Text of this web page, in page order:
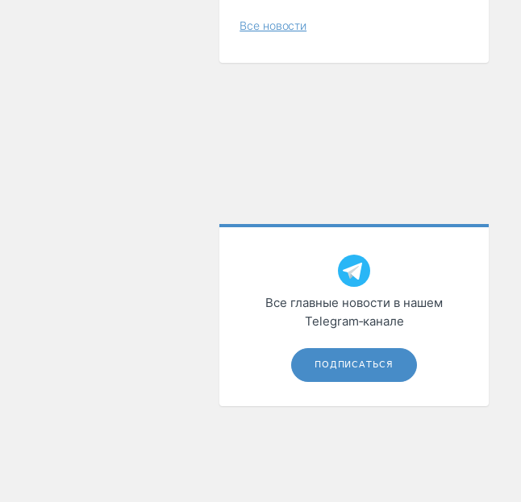
Все новости
Все главные новости в нашем
Telegram‑канале
ПОДПИСАТЬСЯ